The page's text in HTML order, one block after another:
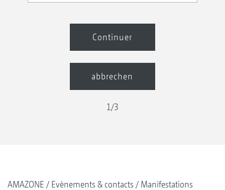
Continuer
abbrechen
1/3
AMAZONE Evènements & contacts
Manifestations